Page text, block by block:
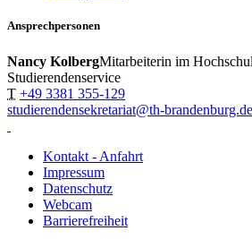
Ansprechpersonen
Nancy KolbergMitarbeiterin im
Studierendenservice
T +49 3381 355-129
studierendensekretariat@th-brandenburg.de
Kontakt - Anfahrt
Impressum
Datenschutz
Webcam
Barrierefreiheit